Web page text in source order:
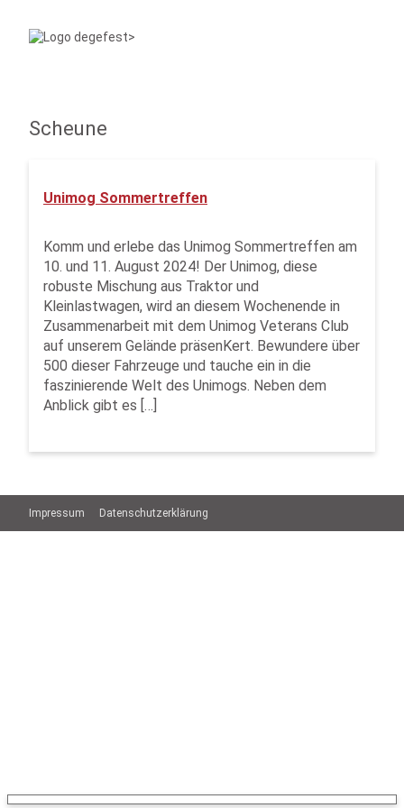
Scheune
Unimog Sommertreffen
Komm und erlebe das Unimog Sommertreffen am
10. und 11. August 2024! Der Unimog, diese
robuste Mischung aus Traktor und
Kleinlastwagen, wird an diesem Wochenende in
Zusammenarbeit mit dem Unimog Veterans Club
auf unserem Gelände präsenKert. Bewundere über
500 dieser Fahrzeuge und tauche ein in die
faszinierende Welt des Unimogs. Neben dem
Anblick gibt es […]
Impressum Datenschutzerklärung